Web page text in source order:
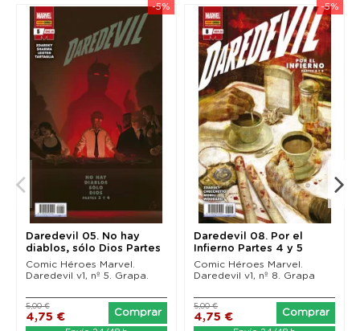
-5%
Daredevil 05. No hay
diablos, sólo Dios Partes
3 y 4
Comic Héroes Marvel.
Daredevil v1, nº 5. Grapa.
4,75 €
5,00 €
Comprar
-5%
Daredevil 08. Por el
Infierno Partes 4 y 5
Comic Héroes Marvel.
Daredevil v1, nº 8. Grapa
4,75 €
5,00 €
Comprar